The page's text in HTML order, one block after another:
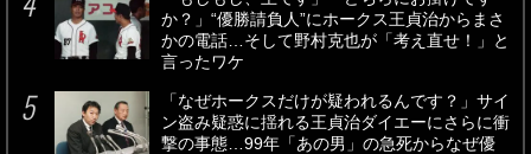
か？」“優勝請負人”にホークス王貞治からまさ
かの電話…そして野村克也が「考え直せ！」と
言ったワケ
「なぜホークスだけが疑われるんです？」サイ
ン盗み疑惑に揺れる王貞治ダイエーにさらに衝
撃の事態…99年「あの男」の急死からなぜ優